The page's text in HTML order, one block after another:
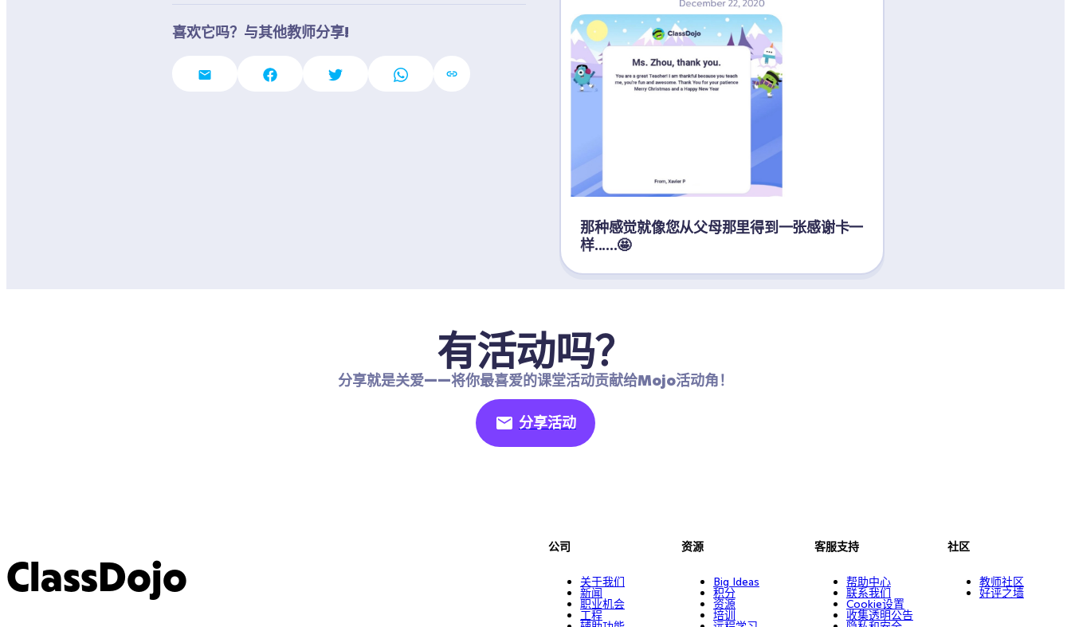
喜欢它吗？与其他教师分享!
那种感觉就像您从父母那里得到一张感谢卡一
样......🤩
有活动吗？
分享就是关爱——将你最喜爱的课堂活动贡献给Mojo活动角！
分享活动
ClassDojo
公司
关于我们
新闻
职业机会
工程
资源
Big Ideas
积分
资源
培训
客服支持
帮助中心
联系我们
Cookie设置
收集透明公告
社区
教师社区
好评之墙